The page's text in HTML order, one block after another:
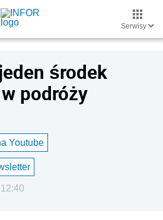
Serwisy
środek
podróży
Youtube